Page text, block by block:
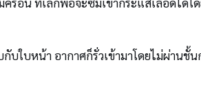
บใบหน้า อากาศก็รั่วเข้ามาโดยไม่ผ่าน